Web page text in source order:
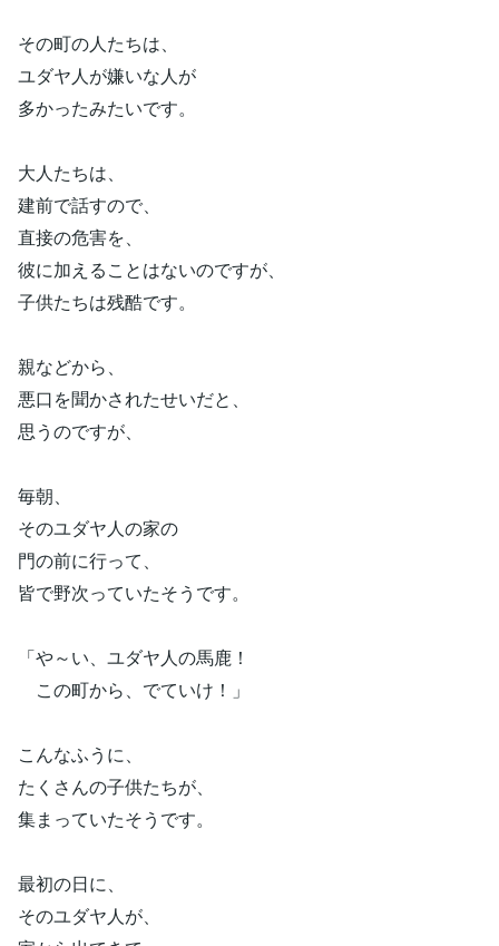
その町の人たちは、
ユダヤ人が嫌いな人が
多かったみたいです。
大人たちは、
建前で話すので、
直接の危害を、
彼に加えることはないのですが、
子供たちは残酷です。
親などから、
悪口を聞かされたせいだと、
思うのですが、
毎朝、
そのユダヤ人の家の
門の前に行って、
皆で野次っていたそうです。
「や～い、ユダヤ人の馬鹿！
この町から、でていけ！」
こんなふうに、
たくさんの子供たちが、
集まっていたそうです。
最初の日に、
そのユダヤ人が、